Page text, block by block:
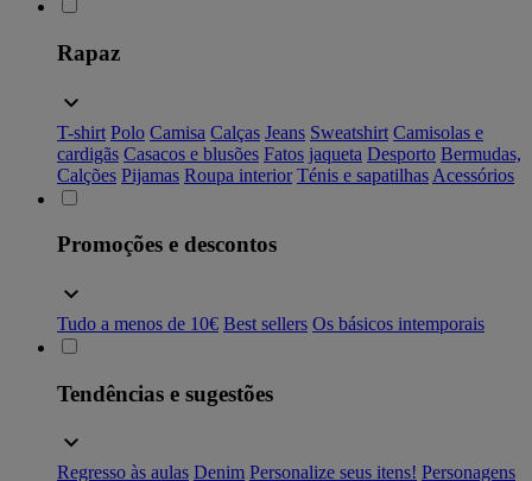
Rapaz
T-shirt Polo Camisa Calças Jeans Sweatshirt Camisolas e
cardigãs Casacos e blusões Fatos jaqueta Desporto Bermudas,
Calções Pijamas Roupa interior Ténis e sapatilhas Acessórios
Promoções e descontos
Tudo a menos de 10€ Best sellers Os básicos intemporais
Tendências e sugestões
Regresso às aulas Denim Personalize seus itens! Personagens